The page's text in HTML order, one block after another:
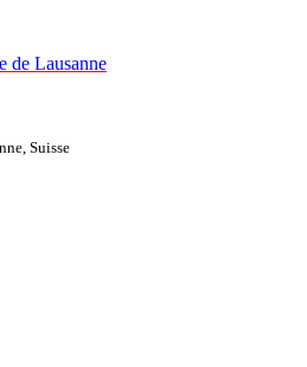
Suisse